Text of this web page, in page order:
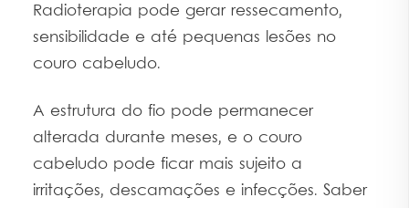
Radioterapia pode gerar ressecamento,
sensibilidade e até pequenas lesões no
couro cabeludo.
A estrutura do fio pode permanecer
alterada durante meses, e o couro
cabeludo pode ficar mais sujeito a
irritações, descamações e infecções. Saber